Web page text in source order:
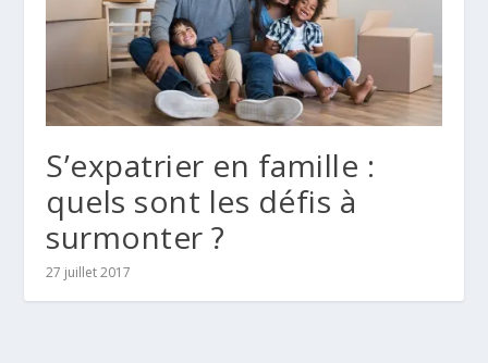
S’expatrier en famille :
quels sont les défis à
surmonter ?
27 juillet 2017